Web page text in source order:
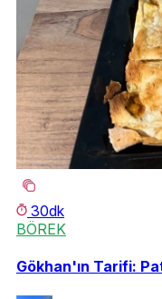
30dk
BÖREK
Gökhan'ın Tarifi: